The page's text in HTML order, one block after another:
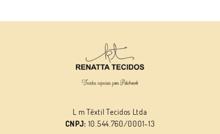
L m Têxtil Tecidos Ltda
CNPJ: 10.544.760/0001-13